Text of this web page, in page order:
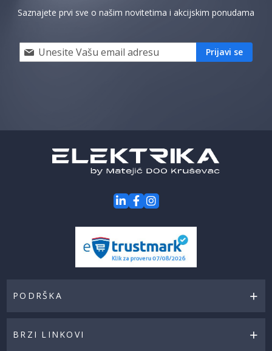
Saznajete prvi sve o našim novitetima i akcijskim ponudama
Prijavi
se
akcije
Prijavi se
PODRŠKA
BRZI LINKOVI